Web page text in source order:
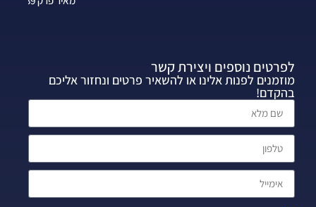
לפרטים נוספים ויצירת קשר
מוזמנים לפנות אלינו או להשאיר פרטים ונחזור אליכם
בהקדם!